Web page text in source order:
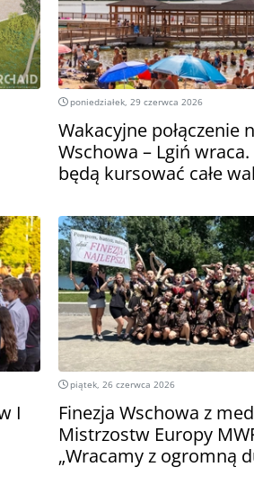
poniedziałek, 29 czerwca 2026
Wakacyjne połączenie
Wschowa – Lgiń
będą kursować całe
I
piątek, 26 czerwca 2026
Finezja Wschowa z
Mistrzostw Europy
„Wracamy z ogromną